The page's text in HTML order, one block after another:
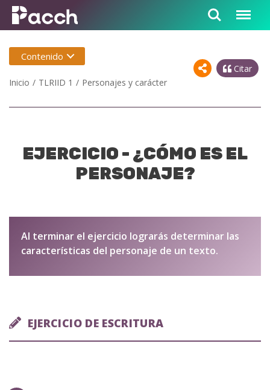
Citar
Inicio
TLRIID 1 Personajes y carácter
Contenido
EJERCICIO - ¿CÓMO ES EL
PERSONAJE?
Al terminar el ejercicio lograrás determinar las
características del personaje de un texto.
EJERCICIO DE ESCRITURA